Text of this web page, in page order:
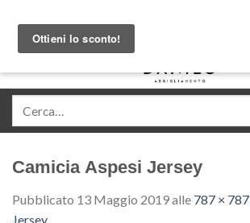
content
Camicia Aspesi Jersey
Pubblicato 13 Maggio 2019alle 787 × 787
Jersey